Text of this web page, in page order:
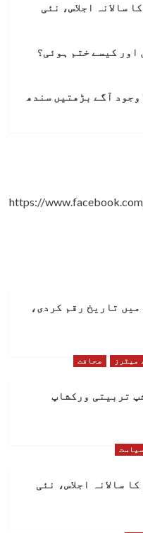
سالانہ اجلاس، نئی
اور کیسے ختم ہوئی؟
آگے بڑھتیں سندھ
https://
تاریخ رقم کردی،
میٹرز صحافت
تربیتی ورکشاپ
سیاست
سالانہ اجلاس، نئی